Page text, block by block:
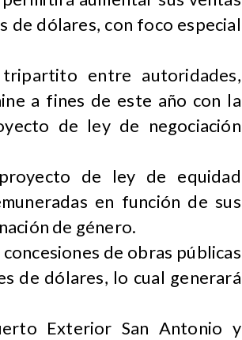
de dólares, con foco especial
entre autoridades,
a fines de este año con la
de ley de negociación
de ley de equidad
en función de sus
de género.
de obras públicas
de dólares, lo cual generará
Exterior San Antonio y